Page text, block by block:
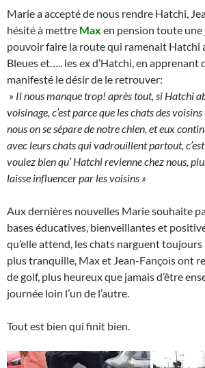
Marie a accepté de nous rendre Hatchi,
hésité à mettre Max en pension toute
pouvoir faire la route qui ramenait Hatchi
Bleues et….. les ex d’Hatchi, en apprenant
manifesté le désir de le retrouver:
» Il nous manque trop! après tout, si Hatchi
voisinage, c’est parce que les chats des
nous on se sépare de notre chien, et eux
avec leurs chats qui vadrouillent partout,
voulez bien qu’ Hatchi revienne chez nous,
laisse influencer par les voisins »
Aux dernières nouvelles Marie souhaite
bases éducatives, bienveillantes et
qu’elle attend, les chats narguent
plus tranquille, Max et Jean-Fançois ont
de golf, plus heureux que jamais d’être
journée loin l’un de l’autre.
Tout est bien qui finit bien.